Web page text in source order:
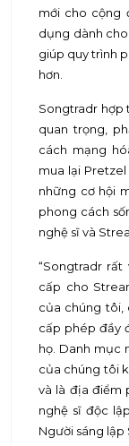
mới cho cộng
dụng dành
giúp quy trình
hơn.
Songtradr hợp
quan trọng,
cách mạng
mua lại
những cơ hội
phong cách
nghệ sĩ và
“Songtradr
cấp cho
của chúng tôi,
cấp phép đầy
họ. Danh mục
của chúng tôi
và là địa điểm
nghệ sĩ độc
Người sáng lập